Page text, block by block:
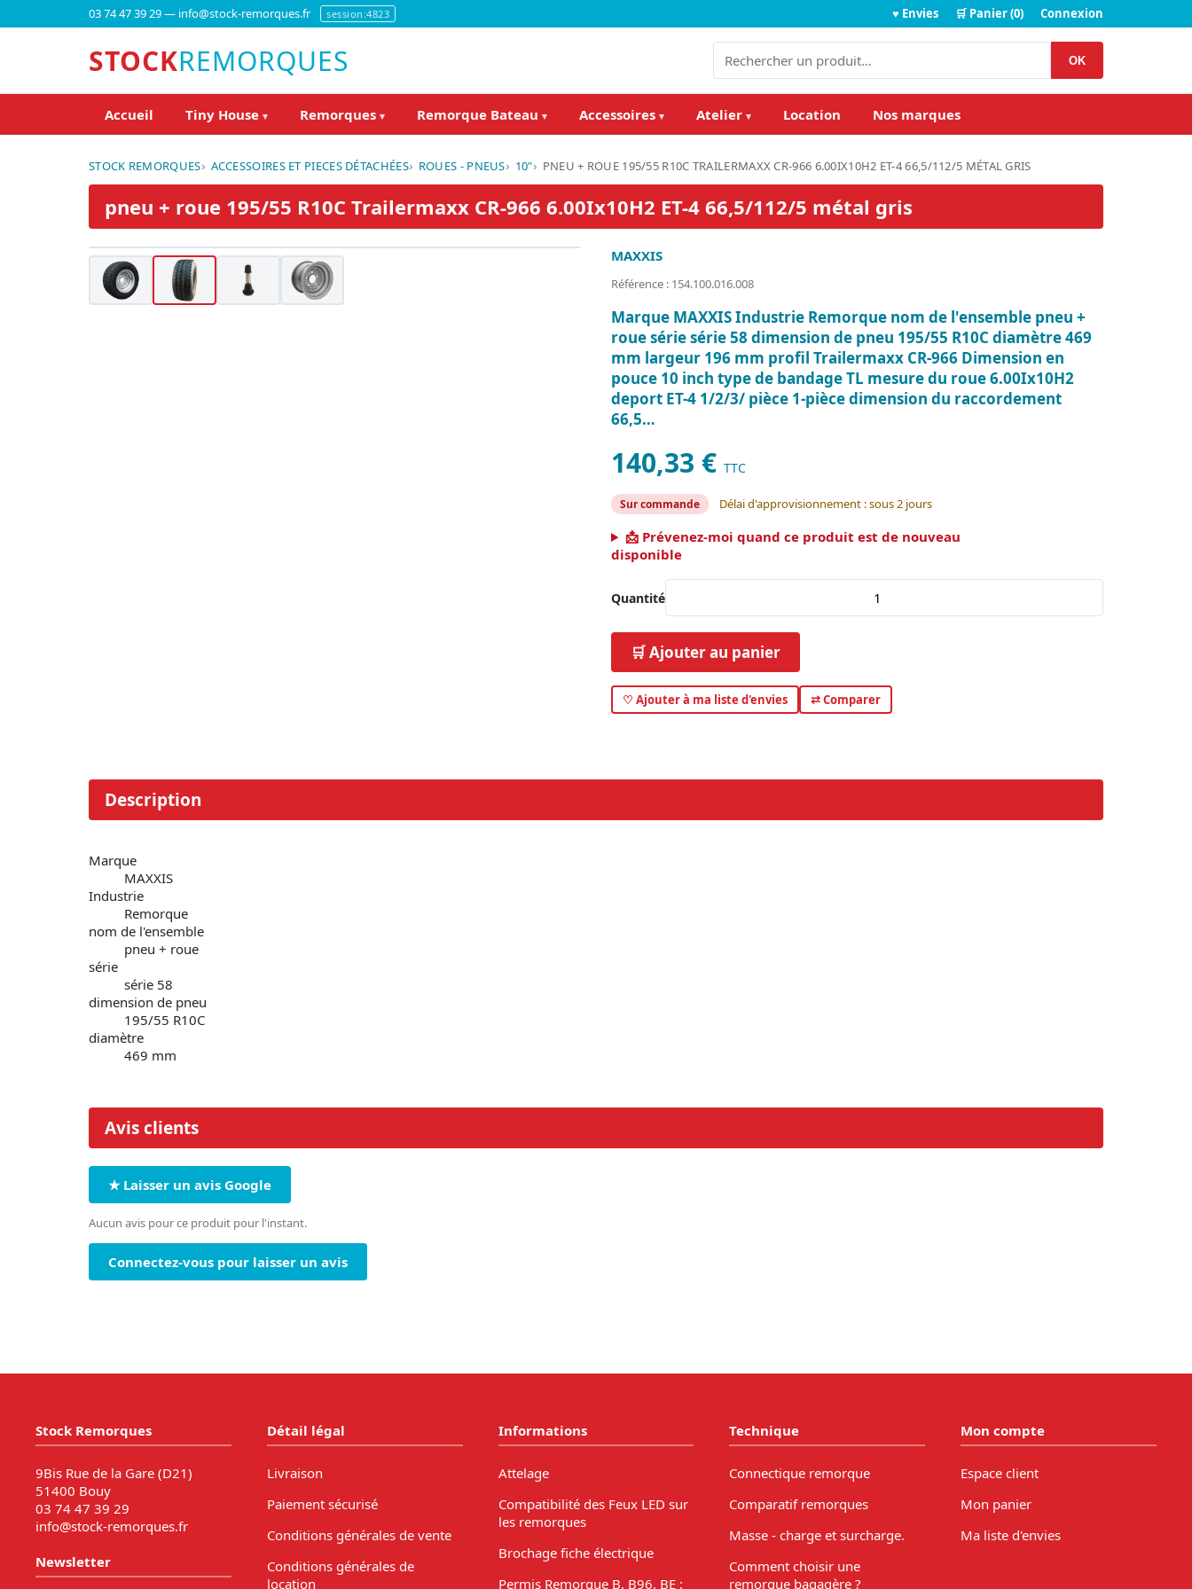
03 74 47 39 29 — info@stock-remorques.fr session:4823 ♥ Envies 🛒 Panier (0) Connexion
STOCKREMORQUES OK
Accueil Tiny House ▾ Remorques ▾ Remorque Bateau ▾ Accessoires ▾ Atelier ▾ Location Nos marques
STOCK REMORQUES ACCESSOIRES ET PIECES DÉTACHÉES ROUES - PNEUS 10" PNEU + ROUE 195/55 R10C TRAILERMAXX CR-966 6.00IX10H2 ET-4 66,5/112/5 MÉTAL GRIS
pneu + roue 195/55 R10C Trailermaxx CR-966 6.00Ix10H2 ET-4 66,5/112/5 métal gris
MAXXIS
Référence : 154.100.016.008
Marque MAXXIS Industrie Remorque nom de l'ensemble pneu +
roue série série 58 dimension de pneu 195/55 R10C diamètre 469
mm largeur 196 mm profil Trailermaxx CR-966 Dimension en
pouce 10 inch type de bandage TL mesure du roue 6.00Ix10H2
deport ET-4 1/2/3/ pièce 1-pièce dimension du raccordement
66,5…
140,33 € TTC
Sur commande Délai d'approvisionnement : sous 2 jours
📩 Prévenez-moi quand ce produit est de nouveau
disponible
Quantité
🛒 Ajouter au panier
♡ Ajouter à ma liste d'envies ⇄ Comparer
Description
Marque
MAXXIS
Industrie
Remorque
nom de l'ensemble
pneu + roue
série
série 58
dimension de pneu
195/55 R10C
diamètre
469 mm
Avis clients
★ Laisser un avis Google
Aucun avis pour ce produit pour l'instant.
Connectez-vous pour laisser un avis
Stock Remorques
9Bis Rue de la Gare (D21)
51400 Bouy
03 74 47 39 29
info@stock-remorques.fr
Newsletter
Détail légal
Livraison
Paiement sécurisé
Conditions générales de vente
Conditions générales de
location
Informations
Attelage
Compatibilité des Feux LED sur
les remorques
Brochage fiche électrique
Permis Remorque B, B96, BE :
Technique
Connectique remorque
Comparatif remorques
Masse - charge et surcharge.
Comment choisir une
remorque bagagère ?
Mon compte
Espace client
Mon panier
Ma liste d'envies